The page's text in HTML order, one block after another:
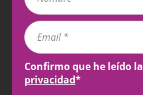
Confirmo que he leído la
privacidad*